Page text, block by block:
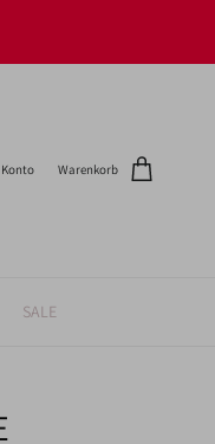
Konto Warenkorb
SALE